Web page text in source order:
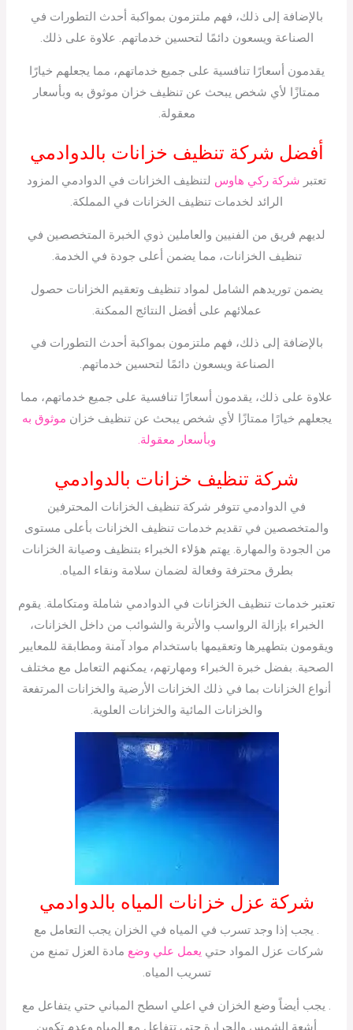
بالإضافة إلى ذلك، فهم ملتزمون بمواكبة أحدث التطورات في
الصناعة ويسعون دائمًا لتحسين خدماتهم. علاوة على ذلك.
يقدمون أسعارًا تنافسية على جميع خدماتهم، مما يجعلهم خيارًا
ممتازًا لأي شخص يبحث عن تنظيف خزان موثوق به وبأسعار
معقولة.
أفضل شركة تنظيف خزانات بالدوادمي
تعتبر شركة ركي هاوس لتنظيف الخزانات في الدوادمي المزود
الرائد لخدمات تنظيف الخزانات في المملكة.
لديهم فريق من الفنيين والعاملين ذوي الخبرة المتخصصين في
تنظيف الخزانات، مما يضمن أعلى جودة في الخدمة.
يضمن توريدهم الشامل لمواد تنظيف وتعقيم الخزانات حصول
عملائهم على أفضل النتائج الممكنة.
بالإضافة إلى ذلك، فهم ملتزمون بمواكبة أحدث التطورات في
الصناعة ويسعون دائمًا لتحسين خدماتهم.
علاوة على ذلك، يقدمون أسعارًا تنافسية على جميع خدماتهم، مما
يجعلهم خيارًا ممتازًا لأي شخص يبحث عن تنظيف خزان موثوق به
وبأسعار معقولة.
شركة تنظيف خزانات بالدوادمي
في الدوادمي تتوفر شركة تنظيف الخزانات المحترفين
والمتخصصين في تقديم خدمات تنظيف الخزانات بأعلى مستوى
من الجودة والمهارة. يهتم هؤلاء الخبراء بتنظيف وصيانة الخزانات
بطرق محترفة وفعالة لضمان سلامة ونقاء المياه.
تعتبر خدمات تنظيف الخزانات في الدوادمي شاملة ومتكاملة. يقوم
الخبراء بإزالة الرواسب والأتربة والشوائب من داخل الخزانات،
ويقومون بتطهيرها وتعقيمها باستخدام مواد آمنة ومطابقة للمعايير
الصحية. بفضل خبرة الخبراء ومهارتهم، يمكنهم التعامل مع مختلف
أنواع الخزانات بما في ذلك الخزانات الأرضية والخزانات المرتفعة
والخزانات المائية والخزانات العلوية.
شركة عزل خزانات المياه بالدوادمي
. يجب إذا وجد تسرب في المياه في الخزان يجب التعامل مع
شركات عزل المواد حتي يعمل علي وضع مادة العزل تمنع من
تسريب المياه.
. يجب أيضاً وضع الخزان في اعلي اسطح المباني حتي يتفاعل مع
أشعة الشمس والحرارة حتي تتفاعل مع المياه وعدم تكوين